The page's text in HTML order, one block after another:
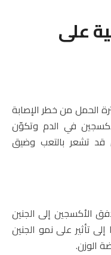
على
الحمل من خطر الإصابة
في الدم وتكوّن
قد تشعر بالتعب وضيق
الأكسجين إلى الجنين
تأثير على نمو الجنين
الوزن.